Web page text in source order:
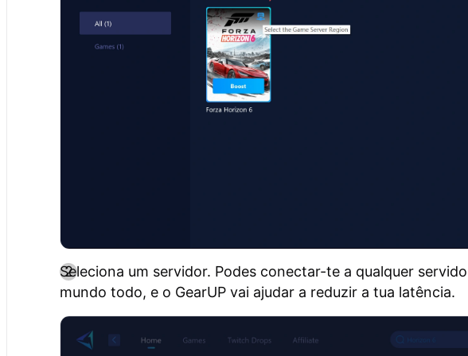
Seleciona um servidor. Podes conectar-te a qualquer
mundo todo, e o GearUP vai ajudar a reduzir a tua latência.